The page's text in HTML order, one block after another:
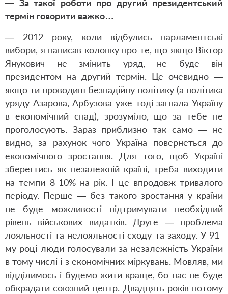
— За такої роботи про другий президентський
термін говорити важко…
— 2012 року, коли відбулись парламентські
вибори, я написав колонку про те, що якщо Віктор
Янукович не змінить уряд, не буде він
президентом на другий термін. Це очевидно —
якщо ти проводиш безнадійну політику (а політика
уряду Азарова, Арбузова уже тоді загнала Україну
в економічний спад), зрозуміло, що за тебе не
проголосують. Зараз приблизно так само — не
видно, за рахунок чого Україна повернеться до
економічного зростання. Для того, щоб Україні
зберегтись як незалежній країні, треба виходити
на темпи 8-10% на рік. І це впродовж тривалого
періоду. Перше — без такого зростання у країни
не буде можливості підтримувати необхідний
рівень військових видатків. Друге — проблема
лояльності та нелояльності сходу та заходу. У 91-
му році люди голосували за незалежність України
в тому числі і з економічних міркувань. Мовляв, ми
відділимось і будемо жити краще, бо нас не буде
обкрадати союзний центр. Двадцять років потому